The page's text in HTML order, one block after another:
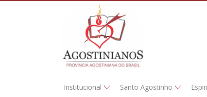
Institucional Santo Agostinho